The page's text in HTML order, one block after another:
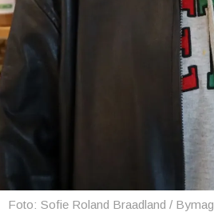
Foto: Sofie Roland Braadland / Bymag